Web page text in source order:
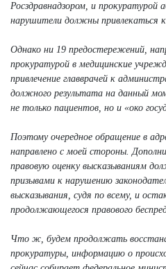
Росздравнадзором, и прокуратурой
нарушители должны привлекаться
Однако ни 19 предостережений,
прокуратурой в медицинские
привлечение главврачей к
должного результата на данный
не только пациентов, но и «око
Поэтому очередное обращение в
направлено с моей стороны.
правовую оценку высказываниям
призывами к нарушению
высказывания, судя по всему, и
продолжающегося правового
Что ж, будем продолжать
прокуратуры, информацию о